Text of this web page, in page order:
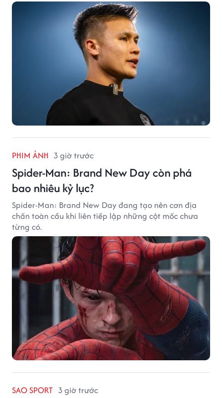
PHIM ẢNH 3 giờ trước
Spider-Man: Brand New Day còn phá
bao nhiêu kỷ lục?
Spider-Man: Brand New Day đang tạo nên cơn địa
chấn toàn cầu khi liên tiếp lập những cột mốc chưa
từng có.
SAO SPORT 3 giờ trước